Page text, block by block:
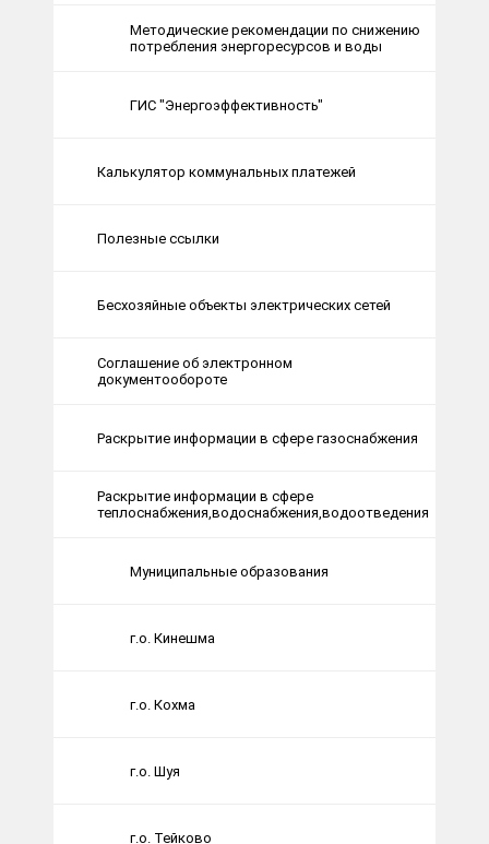
Методические рекомендации по снижению
потребления энергоресурсов и воды
ГИС "Энергоэффективность"
Калькулятор коммунальных платежей
Полезные ссылки
Бесхозяйные объекты электрических сетей
Соглашение об электронном
документообороте
Раскрытие информации в сфере газоснабжения
Раскрытие информации в сфере
теплоснабжения,водоснабжения,водоотведения
Муниципальные образования
г.о. Кинешма
г.о. Кохма
г.о. Шуя
г.о. Тейково